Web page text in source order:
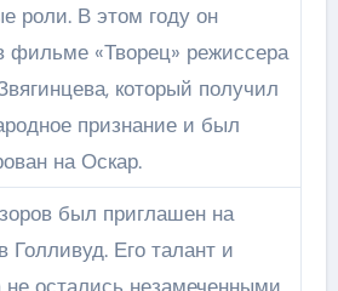
роли. В этом году он
фильме «Творец» режиссера
который получил
признание и был
на Оскар.
был приглашен на
Голливуд. Его талант и
не остались незамеченными